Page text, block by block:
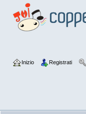
Inizio Registrati